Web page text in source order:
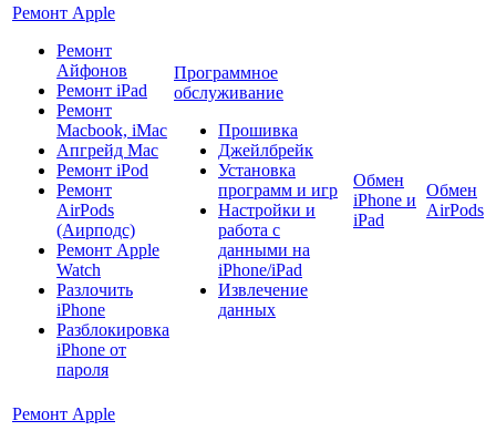
Ремонт Apple
Ремонт
Айфонов
Ремонт iPad
Ремонт
Macbook, iMac
Апгрейд Mac
Ремонт iPod
Ремонт
AirPods
(Аирподс)
Ремонт Apple
Watch
Разлочить
iPhone
Разблокировка
iPhone от
пароля
Программное
обслуживание
Прошивка
Джейлбрейк
Установка
программ и игр
Настройки и
работа с
данными на
iPhone/iPad
Извлечение
данных
Обмен
iPhone и
iPad
Обмен
AirPods
Ремонт Apple